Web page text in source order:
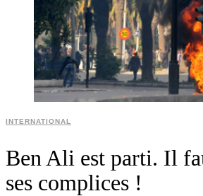
INTERNATIONAL
Ben Ali est parti. Il
ses complices !